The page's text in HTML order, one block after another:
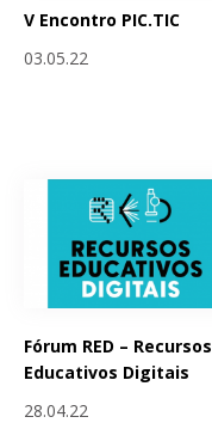
V Encontro PIC.TIC
03.05.22
Fórum RED – Recursos
Educativos Digitais
28.04.22